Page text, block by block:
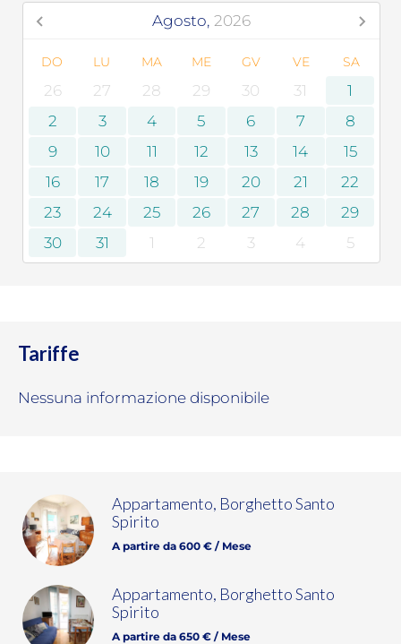
Agosto, 2026
DO LU MA ME GV VE SA
26 27 28 29 30 31
1
2
3 4 5 6 7
8
9
10 11 12 13 14
15
16
17 18 19 20 21
22
23
24 25 26 27 28
29
30
31 1 2 3 4 5
Tariffe
Nessuna informazione disponibile
Appartamento, Borghetto Santo
Spirito
A partire da 600 € / Mese
Appartamento, Borghetto Santo
Spirito
A partire da 650 € / Mese